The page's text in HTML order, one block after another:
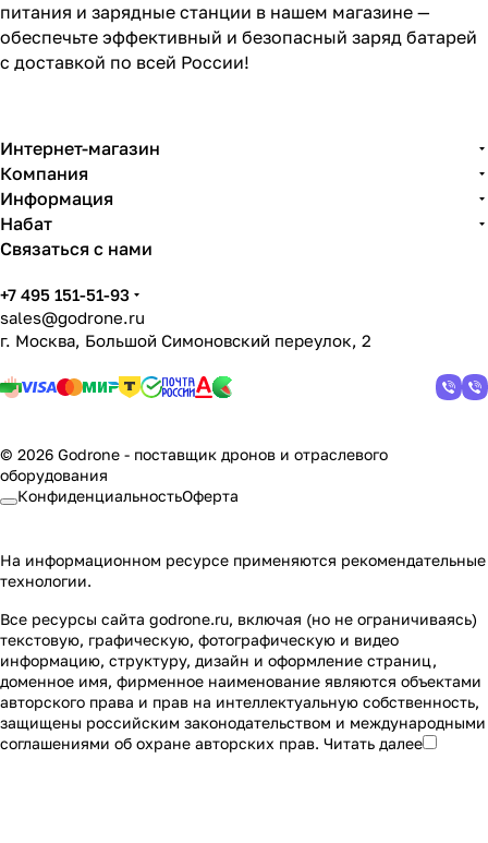
питания и зарядные станции в нашем магазине —
обеспечьте эффективный и безопасный заряд батарей
с доставкой по всей России!
Интернет-магазин
Компания
Информация
Набат
Связаться с нами
+7 495 151-51-93
sales@godrone.ru
г. Москва, Большой Симоновский переулок, 2
© 2026 Godrone - поставщик дронов и отраслевого
оборудования
КонфиденциальностьОферта
На информационном ресурсе применяются рекомендательные
технологии.
Все ресурсы сайта godrone.ru, включая (но не ограничиваясь)
текстовую, графическую, фотографическую и видео
информацию, структуру, дизайн и оформление страниц,
доменное имя, фирменное наименование являются объектами
авторского права и прав на интеллектуальную собственность,
защищены российским законодательством и международными
соглашениями об охране авторских прав. Читать далее